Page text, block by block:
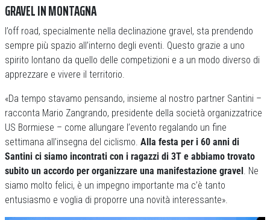
GRAVEL IN MONTAGNA
l’off road, specialmente nella declinazione gravel, sta prendendo
sempre più spazio all’interno degli eventi. Questo grazie a uno
spirito lontano da quello delle competizioni e a un modo diverso di
apprezzare e vivere il territorio.
«Da tempo stavamo pensando, insieme al nostro partner Santini –
racconta Mario Zangrando, presidente della società organizzatrice
US Bormiese – come allungare l’evento regalando un fine
settimana all’insegna del ciclismo. Alla festa per i 60 anni di
Santini ci siamo incontrati con i ragazzi di 3T e abbiamo trovato
subito un accordo per organizzare una manifestazione gravel. Ne
siamo molto felici, è un impegno importante ma c’è tanto
entusiasmo e voglia di proporre una novità interessante».